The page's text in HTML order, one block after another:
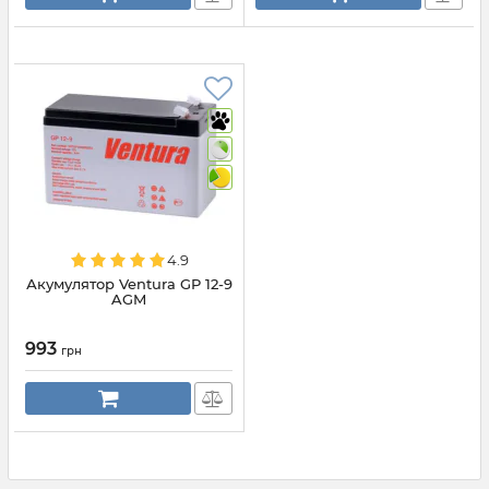
4.9
Акумулятор Ventura GP 12-9
AGM
993 грн